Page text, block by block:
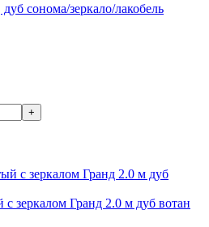
сонома/зеркало/лакобель
+
зеркалом Гранд 2.0 м дуб вотан